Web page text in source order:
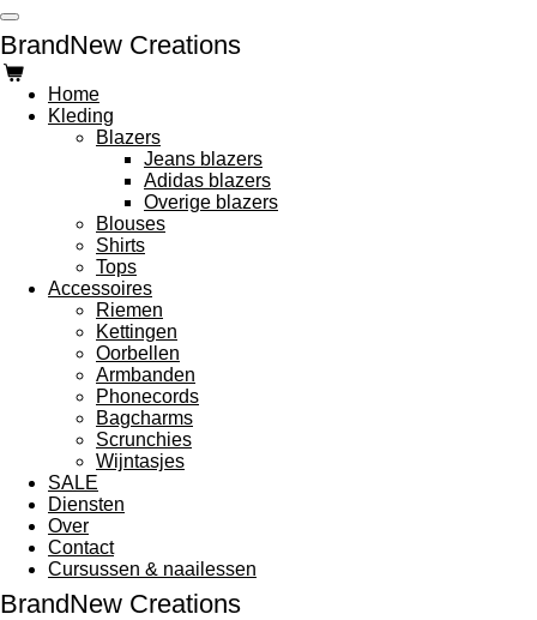
Ga
direct
naar
de
hoofdinhoud
BrandNew Creations
Home
Kleding
Blazers
Jeans blazers
Adidas blazers
Overige blazers
Blouses
Shirts
Tops
Accessoires
Riemen
Kettingen
Oorbellen
Armbanden
Phonecords
Bagcharms
Scrunchies
Wijntasjes
SALE
Diensten
Over
Contact
Cursussen & naailessen
BrandNew Creations